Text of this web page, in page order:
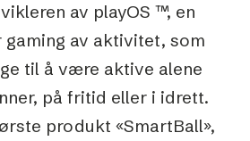
av playOS ™, en
av aktivitet, som
til å være aktive alene
på fritid eller i idrett.
produkt «SmartBall»,